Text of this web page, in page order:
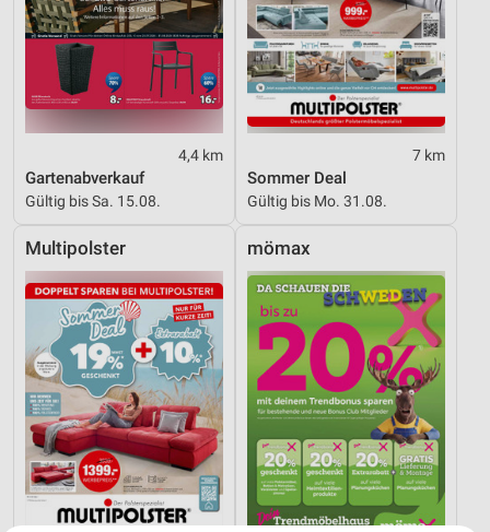
4,4 km
Gartenabverkauf
Gültig bis Sa. 15.08.
7 km
Sommer Deal
Gültig bis Mo. 31.08.
Multipolster mömax